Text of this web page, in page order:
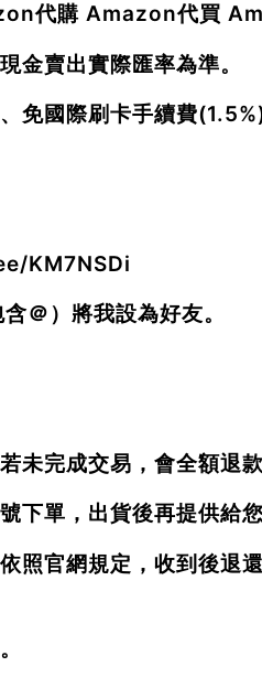
代購 Amazon代買
金賣出實際匯率為準。
免國際刷卡手續費
KM7NSDi
＠）將我設為好友。
未完成交易，會全額退款
下單，出貨後再提供給
照官網規定，收到後退